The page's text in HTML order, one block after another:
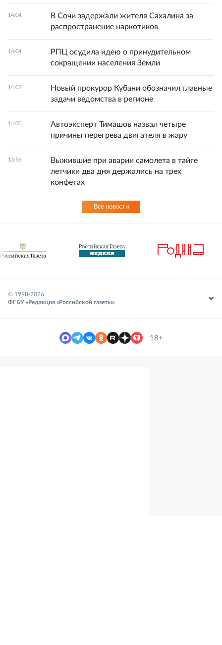
14:04
В Сочи задержали жителя Сахалина за
распространение наркотиков
14:04
РПЦ осудила идею о принудительном
сокращении населения Земли
14:02
Новый прокурор Кубани обозначил главные
задачи ведомства в регионе
14:00
Автоэксперт Тимашов назвал четыре
причины перегрева двигателя в жару
13:56
Выжившие при аварии самолета в тайге
летчики два дня держались на трех
конфетах
Все новости
© 1998-2026
ФГБУ «Редакция «Российской газеты»
18+